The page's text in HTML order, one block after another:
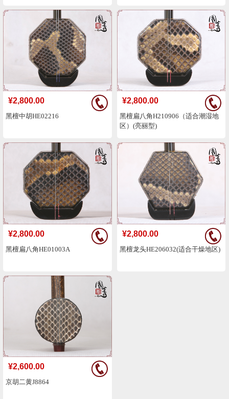
黑檀中胡HE02216
¥2,800.00
黑檀扁八角H210906（适合潮湿地
区）(亮丽型)
¥2,800.00
黑檀扁八角HE01003A
¥2,800.00
黑檀龙头HE206032(适合干燥地区)
¥2,800.00
京胡二黄J8864
¥2,600.00